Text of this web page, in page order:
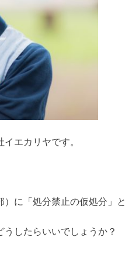
エカリヤです。
）に 「処分禁止の仮処分」
したらいいでしょうか？